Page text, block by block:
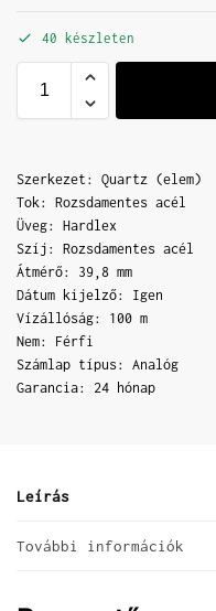
40 készleten
Szerkezet: Quartz (elem)
Tok: Rozsdamentes acél
Üveg: Hardlex
Szíj: Rozsdamentes acél
Átmérő: 39,8 mm
Dátum kijelző: Igen
Vízállóság: 100 m
Nem: Férfi
Számlap típus: Analóg
Garancia: 24 hónap
Leírás
További információk